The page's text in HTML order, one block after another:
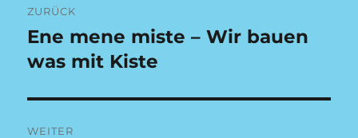
ZURÜCK
Vorheriger
Beitrag:
Ene mene miste – Wir bauen
was mit Kiste
WEITER